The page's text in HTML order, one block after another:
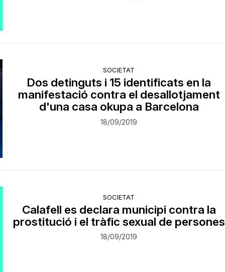
SOCIETAT
Dos detinguts i 15 identificats en la
manifestació contra el desallotjament
d'una casa okupa a Barcelona
18/09/2019
SOCIETAT
Calafell es declara municipi contra la
prostitució i el tràfic sexual de persones
18/09/2019